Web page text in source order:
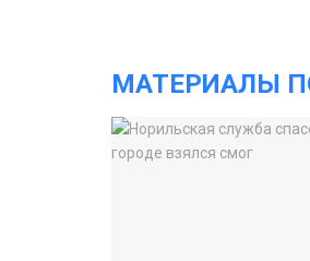
МАТЕРИАЛЫ